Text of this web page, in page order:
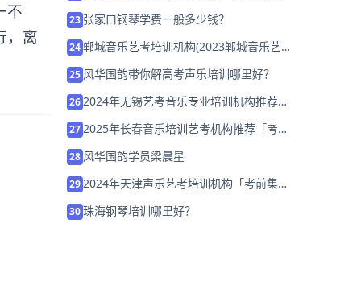
不
，离
23 张家口钢琴学费一般多少钱？
24郸城音乐艺考培训机构(2023郸城音乐艺
25 风华国韵带你解高考声乐培训哪里好？
262024年无锡艺考音乐专业培训机构推荐
272025年长春音乐培训艺考机构推荐「考前
28 风华国韵学员梁晨星
292024年天津声乐艺考培训机构「考前集训
30珠海钢琴培训哪里好？